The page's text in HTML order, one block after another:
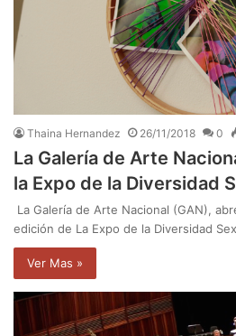
Thaina Hernandez 26/11/2018 0
La Galería de Arte
la Expo de la Diversidad
La Galería de Arte Nacional (GAN),
edición de La Expo de la Diversidad
Ver Mas »